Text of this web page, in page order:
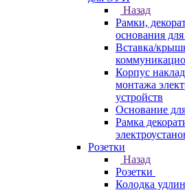
Назад
Рамки,
основания
Вставка/
Корпус
монтажа
устройств
Основание
Рамка
Розетки
Назад
Розетки
Колодка